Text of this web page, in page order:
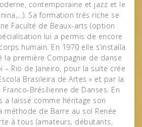
contemporaine et jazz et le
Sa formation très riche se
Faculté de Beaux-arts (option
lui a permis de encore
humain. En 1970 elle s’installa
la première Compagnie de danse
– Rio de Janeiro, pour la suite crée
Brasileira de Artes » et par la
Brésilienne de Danses. En
a laissé comme héritage son
méthode de Barre au sol Renée
à tous (amateurs, débutants,